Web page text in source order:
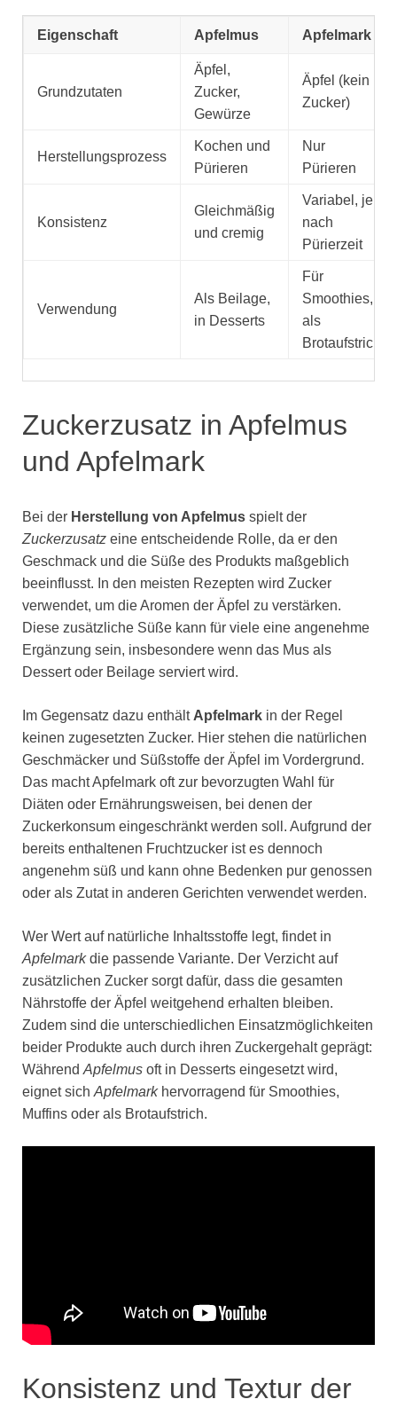
Eigenschaft Apfelmus Apfelmark
Grundzutaten
Äpfel,
Zucker,
Gewürze
Äpfel (kein
Zucker)
Herstellungsprozess
Kochen und
Pürieren
Nur
Pürieren
Konsistenz
Gleichmäßig
und cremig
Variabel, je
nach
Pürierzeit
Verwendung
Als Beilage,
in Desserts
Für
Smoothies,
als
Brotaufstrich
Zuckerzusatz in Apfelmus
und Apfelmark
Bei der Herstellung von Apfelmus spielt der
Zuckerzusatz eine entscheidende Rolle, da er den
Geschmack und die Süße des Produkts maßgeblich
beeinflusst. In den meisten Rezepten wird Zucker
verwendet, um die Aromen der Äpfel zu verstärken.
Diese zusätzliche Süße kann für viele eine angenehme
Ergänzung sein, insbesondere wenn das Mus als
Dessert oder Beilage serviert wird.
Im Gegensatz dazu enthält Apfelmark in der Regel
keinen zugesetzten Zucker. Hier stehen die natürlichen
Geschmäcker und Süßstoffe der Äpfel im Vordergrund.
Das macht Apfelmark oft zur bevorzugten Wahl für
Diäten oder Ernährungsweisen, bei denen der
Zuckerkonsum eingeschränkt werden soll. Aufgrund der
bereits enthaltenen Fruchtzucker ist es dennoch
angenehm süß und kann ohne Bedenken pur genossen
oder als Zutat in anderen Gerichten verwendet werden.
Wer Wert auf natürliche Inhaltsstoffe legt, findet in
Apfelmarkdie passende Variante. Der Verzicht auf
zusätzlichen Zucker sorgt dafür, dass die gesamten
Nährstoffe der Äpfel weitgehend erhalten bleiben.
Zudem sind die unterschiedlichen Einsatzmöglichkeiten
beider Produkte auch durch ihren Zuckergehalt geprägt:
Während Apfelmus oft in Desserts eingesetzt wird,
eignet sich Apfelmarkhervorragend für Smoothies,
Muffins oder als Brotaufstrich.
Konsistenz und Textur der